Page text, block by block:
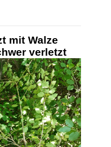
mit Walze
verletzt